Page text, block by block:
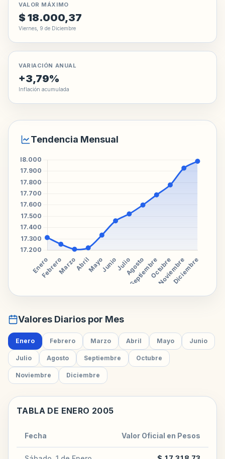
VALOR MÁXIMO
$ 18.000,37
Viernes, 9 de Diciembre
VARIACIÓN ANUAL
+3,79%
Inflación acumulada
Tendencia Mensual
Valores Diarios por Mes
Enero Febrero Marzo Abril Mayo Junio
Julio Agosto Septiembre Octubre
Noviembre Diciembre
TABLA DE ENERO 2005
Fecha Valor Oficial en Pesos